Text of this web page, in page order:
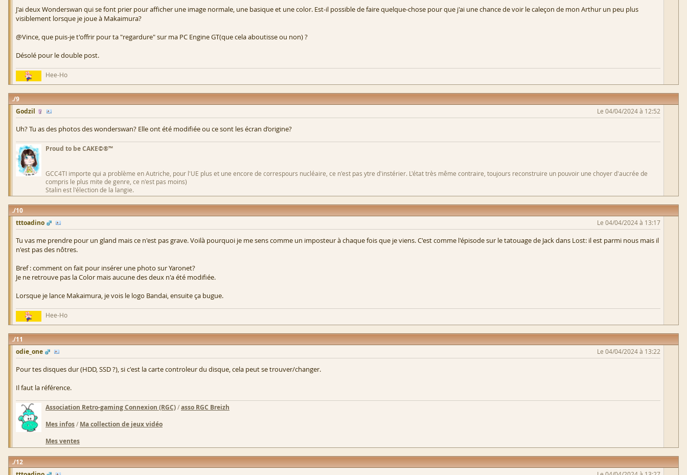
J'ai deux Wonderswan qui se font prier pour afficher une image normale, une basique et une color. Est-il possible de faire quelque-chose pour que j'ai une chance de voir le caleçon de mon Arthur un peu plus
visiblement lorsque je joue à Makaimura?
@Vince, que puis-je t'offrir pour ta "regardure" sur ma PC Engine GT(que cela aboutisse ou non) ?
Désolé pour le double post.
Hee-Ho
9
Godzil
Le 04/04/2024 à 12:52
Uh? Tu as des photos des wonderswan? Elle ont été modifiée ou ce sont les écran d’origine?
Proud to be CAKE©®™
GCC4TI importe qui a problème en Autriche, pour l'UE plus et une encore de correspours nucléaire, ce n'est pas ytre d'instérier. L'état très même contraire, toujours reconstruire un pouvoir une choyer d'aucrée de
compris le plus mite de genre, ce n'est pas moins)
Stalin est l'élection de la langie.
10
tttoadino
Le 04/04/2024 à 13:17
Tu vas me prendre pour un gland mais ce n'est pas grave. Voilà pourquoi je me sens comme un imposteur à chaque fois que je viens. C'est comme l'épisode sur le tatouage de Jack dans Lost: il est parmi nous mais il
n'est pas des nôtres.
Bref : comment on fait pour insérer une photo sur Yaronet?
Je ne retrouve pas la Color mais aucune des deux n'a été modifiée.
Lorsque je lance Makaimura, je vois le logo Bandai, ensuite ça bugue.
Hee-Ho
11
odie_one
Le 04/04/2024 à 13:22
Pour tes disques dur (HDD, SSD ?), si c'est la carte controleur du disque, cela peut se trouver/changer.
Il faut la référence.
Association Retro-gaming Connexion (RGC)/asso RGC Breizh
Mes infos/ Ma collection de jeux vidéo
Mes ventes
12